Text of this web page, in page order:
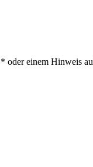
oder einem Hinweis